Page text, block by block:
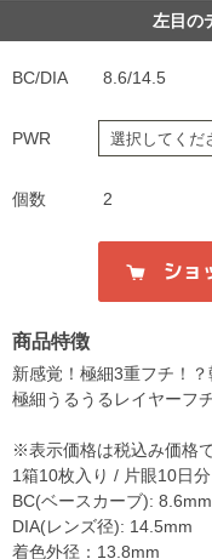
左目の
BC/DIA 8.6/14.5
PWR
個数 2
商品特徴
新感覚！極細3重フチ！
極細うるうるレイヤーフ
※表示価格は税込み価格
1箱10枚入り / 片眼10日分
BC(ベースカーブ): 8.6mm
DIA(レンズ径): 14.5mm
着色外径：13.8mm